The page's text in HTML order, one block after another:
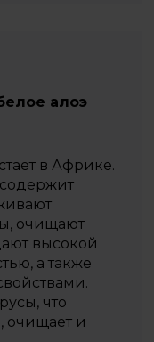
алоэ
в Африке.
содержит
очищают
высокой
а также
что
очищает и